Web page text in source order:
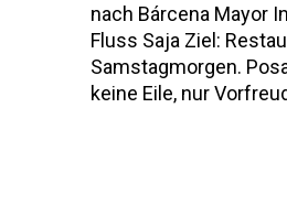
nach Bárcena Mayor
Fluss Saja Ziel:
Samstagmorgen.
keine Eile, nur
asphaltierten